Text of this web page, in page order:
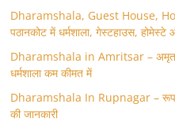
Dharamshala, Guest House,
पठानकोट में धर्मशाला, गेस्टहाउस, होमेस्टे
Dharamshala in Amritsar –
धर्मशाला कम कीमत में
Dharamshala In Rupnagar –
की जानकारी